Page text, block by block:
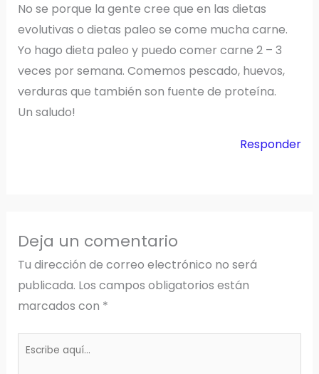
No se porque la gente cree que en las dietas
evolutivas o dietas paleo se come mucha carne.
Yo hago dieta paleo y puedo comer carne 2 – 3
veces por semana. Comemos pescado, huevos,
verduras que también son fuente de proteína.
Un saludo!
Responder
Deja un comentario
Tu dirección de correo electrónico no será
publicada. Los campos obligatorios están
marcados con *
Escribe